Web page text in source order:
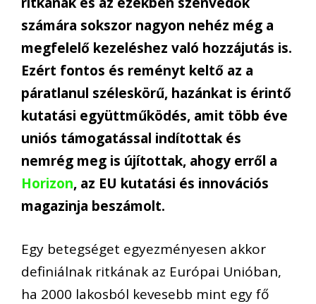
számára sokszor nagyon nehéz még a
megfelelő kezeléshez való hozzájutás is.
Ezért fontos és reményt keltő az a
páratlanul széleskörű, hazánkat is érintő
kutatási együttműködés, amit több éve
uniós támogatással indítottak és
nemrég meg is újítottak, ahogy erről a
Horizon, az EU kutatási és innovációs
magazinja beszámolt.
Egy betegséget egyezményesen akkor
definiálnak ritkának az Európai Unióban,
ha 2000 lakosból kevesebb mint egy fő